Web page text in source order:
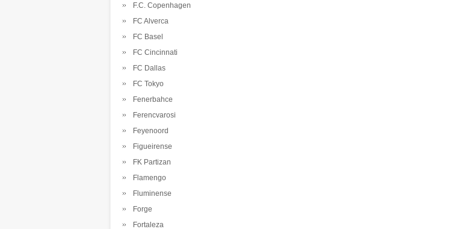
F.C. Copenhagen
FC Alverca
FC Basel
FC Cincinnati
FC Dallas
FC Tokyo
Fenerbahce
Ferencvarosi
Feyenoord
Figueirense
FK Partizan
Flamengo
Fluminense
Forge
Fortaleza